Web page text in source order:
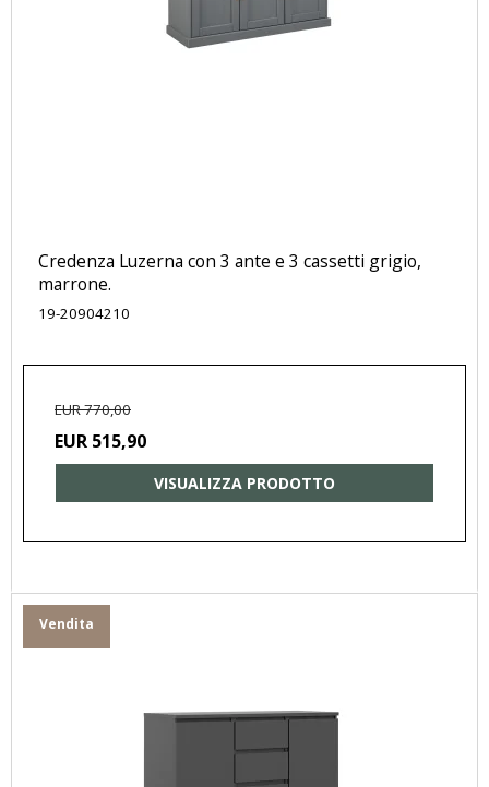
Credenza Luzerna con 3 ante e 3 cassetti grigio,
marrone.
19-20904210
EUR 770,00
EUR 515,90
VISUALIZZA PRODOTTO
Vendita